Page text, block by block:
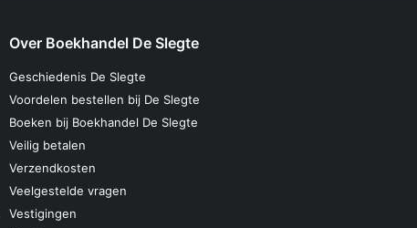
Over Boekhandel De Slegte
Geschiedenis De Slegte
Voordelen bestellen bij De Slegte
Boeken bij Boekhandel De Slegte
Veilig betalen
Verzendkosten
Veelgestelde vragen
Vestigingen